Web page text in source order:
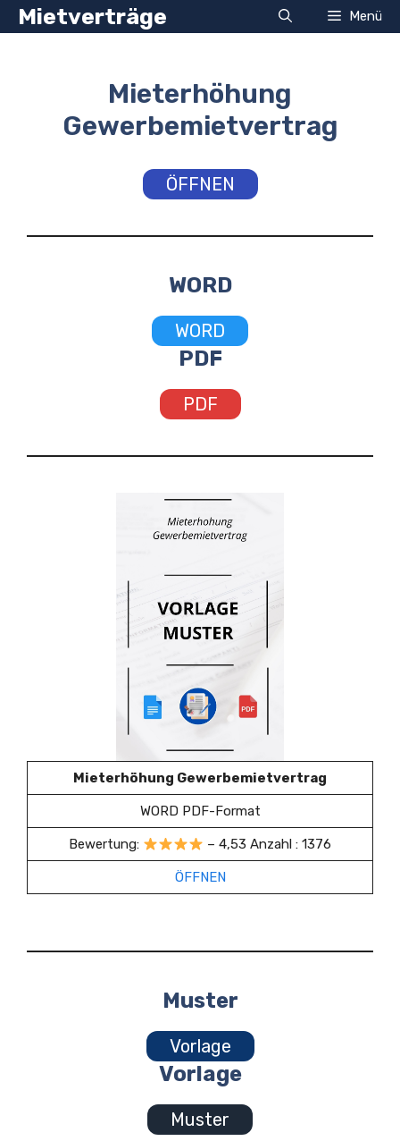
Zum
InhaltMietverträge Menü
Mieterhöhung
Gewerbemietvertrag
ÖFFNEN
WORD
WORD
PDF
PDF
Mieterhöhung Gewerbemietvertrag
WORD PDF-Format
Bewertung: – 4,53 Anzahl : 1376
ÖFFNEN
Muster
Vorlage
Vorlage
Muster